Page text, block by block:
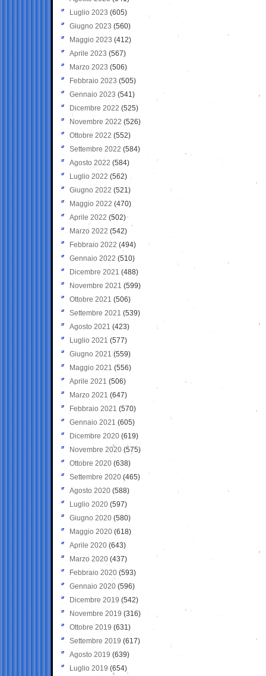
Luglio 2023 (605)
Giugno 2023 (560)
Maggio 2023 (412)
Aprile 2023 (567)
Marzo 2023 (506)
Febbraio 2023 (505)
Gennaio 2023 (541)
Dicembre 2022 (525)
Novembre 2022 (526)
Ottobre 2022 (552)
Settembre 2022 (584)
Agosto 2022 (584)
Luglio 2022 (562)
Giugno 2022 (521)
Maggio 2022 (470)
Aprile 2022 (502)
Marzo 2022 (542)
Febbraio 2022 (494)
Gennaio 2022 (510)
Dicembre 2021 (488)
Novembre 2021 (599)
Ottobre 2021 (506)
Settembre 2021 (539)
Agosto 2021 (423)
Luglio 2021 (577)
Giugno 2021(559)
Maggio 2021 (556)
Aprile 2021 (506)
Marzo 2021 (647)
Febbraio 2021 (570)
Gennaio 2021 (605)
Dicembre 2020 (619)
Novembre 2020 (575)
Ottobre 2020 (638)
Settembre 2020(465)
Agosto 2020 (588)
Luglio 2020 (597)
Giugno 2020 (580)
Maggio 2020 (618)
Aprile 2020 (643)
Marzo 2020 (437)
Febbraio 2020 (593)
Gennaio 2020 (596)
Dicembre 2019 (542)
Novembre 2019 (316)
Ottobre 2019 (631)
Settembre 2019 (617)
Agosto 2019 (639)
Luglio 2019 (654)